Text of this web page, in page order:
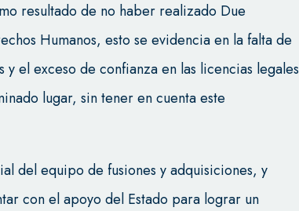
resultado de no haber realizado Due
Humanos, esto se evidencia en la falta de
el exceso de confianza en las licencias legales
lugar, sin tener en cuenta este
del equipo de fusiones y adquisiciones, y
con el apoyo del Estado para lograr un